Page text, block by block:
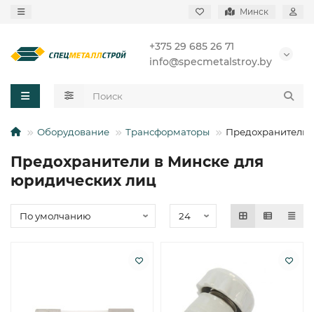
Минск
+375 29 685 26 71
info@specmetalstroy.by
Оборудование Трансформаторы Предохранители
Предохранители в Минске для
юридических лиц